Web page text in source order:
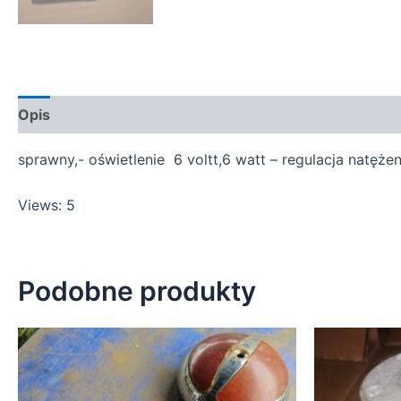
Opis
sprawny,- oświetlenie 6 voltt,6 watt – regulacja
Views: 5
Podobne produkty